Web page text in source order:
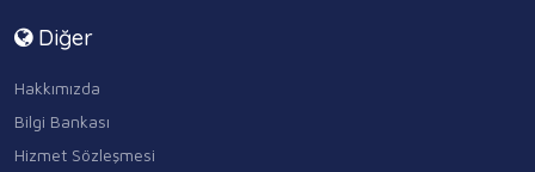
Diğer
Hakkımızda
Bilgi Bankası
Hizmet Sözleşmesi